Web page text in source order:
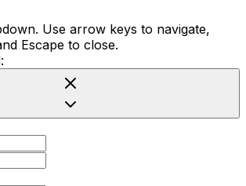
Use arrow keys to navigate,
Escape to close.